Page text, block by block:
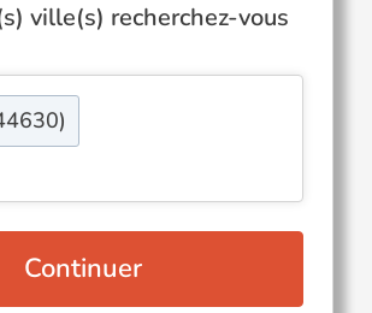
ville(s) recherchez-vous
Continuer